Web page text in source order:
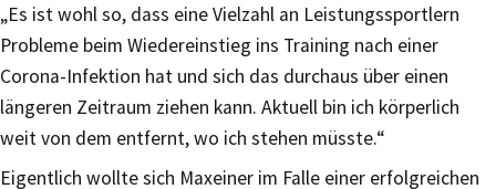
„Es ist wohl so, dass eine Vielzahl an Leistungssportlern
Probleme beim Wiedereinstieg ins Training nach einer
Corona-Infektion hat und sich das durchaus über einen
längeren Zeitraum ziehen kann. Aktuell bin ich körperlich
weit von dem entfernt, wo ich stehen müsste.“
Eigentlich wollte sich Maxeiner im Falle einer erfolgreichen